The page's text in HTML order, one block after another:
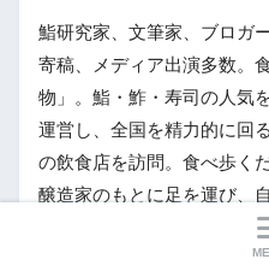
鮨研究家、文筆家、ブロガ
寄稿、メディア出演多数。
物」。鮨・鮓・寿司の人気
運営し、全国を精力的に回
の飲食店を訪問。食べ歩く
醸造家のもとに足を運び、
日本酒専門の